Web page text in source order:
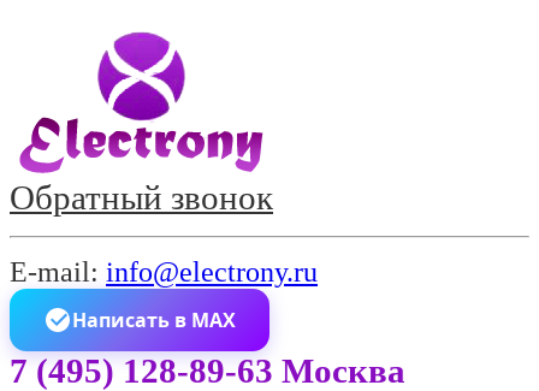
Обратный звонок
E-mail: info@electrony.ru
Написать в MAX
7 (495) 128-89-63 Москва